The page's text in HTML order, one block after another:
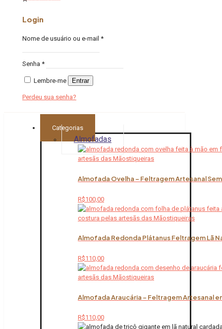
Login
Nome de usuário ou e-mail *
Senha *
Lembre-me Entrar
Perdeu sua senha?
Categorias
Almofadas
Almofada Ovelha – Feltragem Artesanal
R$100,00
Almofada Redonda Plátanus Feltragem Lã
R$110,00
Almofada Araucária – Feltragem Artesanal
R$110,00